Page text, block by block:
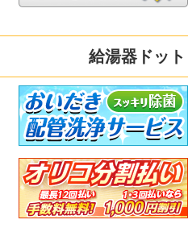
給湯器ドッ